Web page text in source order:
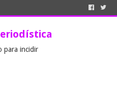
para incidir